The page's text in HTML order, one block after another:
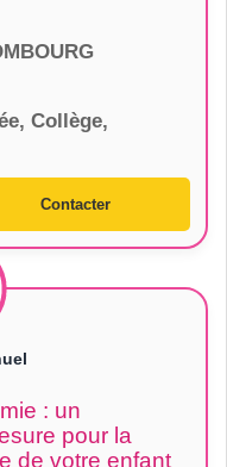
Collège,
Contacter
: un
pour la
de votre enfant